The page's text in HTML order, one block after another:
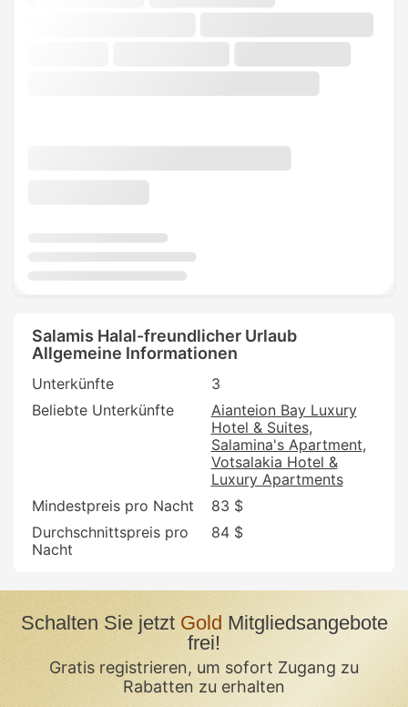
Salamis Halal-freundlicher Urlaub
Allgemeine Informationen
Unterkünfte
3
Beliebte Unterkünfte
Aianteion Bay Luxury
Hotel & Suites
Salamina's Apartment
Votsalakia Hotel &
Luxury Apartments
Mindestpreis pro Nacht
83 $
Durchschnittspreis pro
Nacht
84 $
Schalten Sie jetztGold Mitgliedsangebote
frei!
Gratis registrieren, um sofort Zugang zu
Rabatten zu erhalten